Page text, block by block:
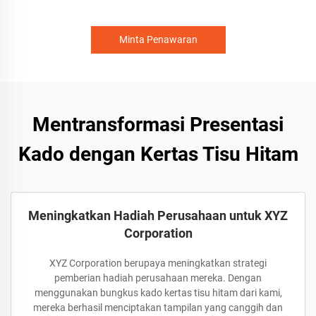
Minta Penawaran
Mentransformasi Presentasi
Kado dengan Kertas Tisu Hitam
Meningkatkan Hadiah Perusahaan untuk XYZ
Corporation
XYZ Corporation berupaya meningkatkan strategi
pemberian hadiah perusahaan mereka. Dengan
menggunakan bungkus kado kertas tisu hitam dari kami,
mereka berhasil menciptakan tampilan yang canggih dan